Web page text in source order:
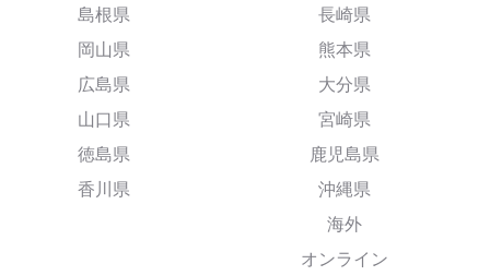
島根県
岡山県
広島県
山口県
徳島県
香川県
長崎県
熊本県
大分県
宮崎県
鹿児島県
沖縄県
海外
オンライン